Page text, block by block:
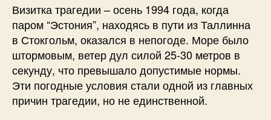
Визитка трагедии – осень 1994 года, когда
паром “Эстония”, находясь в пути из Таллинна
в Стокгольм, оказался в непогоде. Море было
штормовым, ветер дул силой 25-30 метров в
секунду, что превышало допустимые нормы.
Эти погодные условия стали одной из главных
причин трагедии, но не единственной.